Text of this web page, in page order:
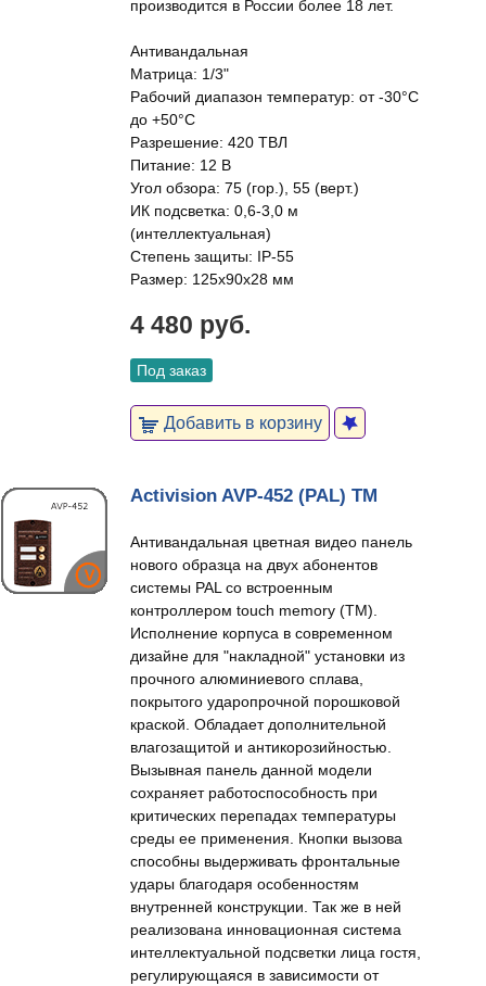
производится в России более 18 лет.
Антивандальная
Матрица: 1/3"
Рабочий диапазон температур: от -30°C
до +50°C
Разрешение: 420 ТВЛ
Питание: 12 В
Угол обзора: 75 (гор.), 55 (верт.)
ИК подсветка: 0,6-3,0 м
(интеллектуальная)
Степень защиты: IP-55
Размер: 125х90х28 мм
4 480 руб.
Под заказ
Добавить в корзину
Activision AVP-452 (PAL) ТМ
Антивандальная цветная видео панель
нового образца на двух абонентов
системы PAL со встроенным
контроллером touch memory (TM).
Исполнение корпуса в современном
дизайне для "накладной" установки из
прочного алюминиевого сплава,
покрытого ударопрочной порошковой
краской. Обладает дополнительной
влагозащитой и антикорозийностью.
Вызывная панель данной модели
сохраняет работоспособность при
критических перепадах температуры
среды ее применения. Кнопки вызова
способны выдерживать фронтальные
удары благодаря особенностям
внутренней конструкции. Так же в ней
реализована инновационная система
интеллектуальной подсветки лица гостя,
регулирующаяся в зависимости от